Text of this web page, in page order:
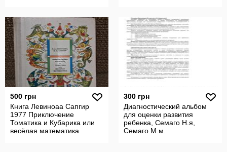
500 грн
Книга Левиноаа Сапгир
1977 Приключение
Томатика и Кубарика или
весёлая математика
300 грн
Диагностический альбом
для оценки развития
ребенка, Семаго Н.я,
Семаго М.м.